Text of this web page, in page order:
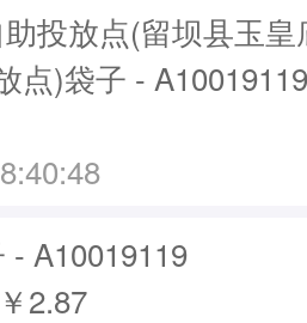
投放点(留坝县玉
点)袋子 -
- A10019119
2.87